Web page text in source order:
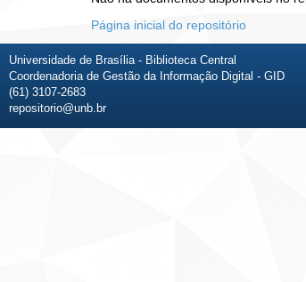
Página inicial do repositório
Universidade de Brasília - Biblioteca Central
Coordenadoria de Gestão da Informação Digital - GID
(61) 3107-2683
repositorio@unb.br